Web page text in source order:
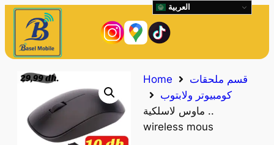
Home
قسم ملحقات
كومبيوتر ولابتوب
ماوس لاسلكية ..
wireless mous
العربية